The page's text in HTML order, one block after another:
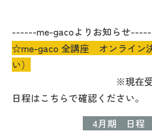
------me-gacoよりお知らせ
☆me-gaco 全講座 オンライン
い）
※現在受講中の
日程はこちらで確認ください。
4月期